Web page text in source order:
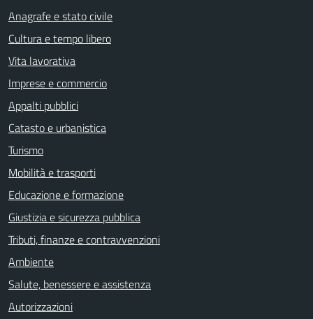
Anagrafe e stato civile
Cultura e tempo libero
Vita lavorativa
Imprese e commercio
Appalti pubblici
Catasto e urbanistica
Turismo
Mobilità e trasporti
Educazione e formazione
Giustizia e sicurezza pubblica
Tributi, finanze e contravvenzioni
Ambiente
Salute, benessere e assistenza
Autorizzazioni